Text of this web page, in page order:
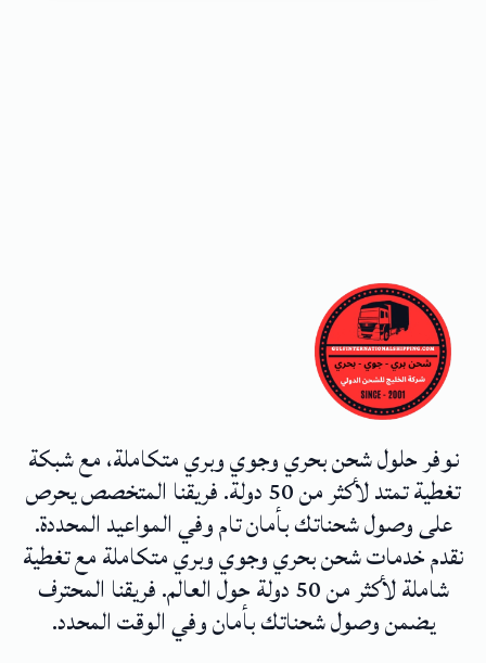
نوفر حلول شحن بحري وجوي وبري متكاملة، مع شبكة
تغطية تمتد لأكثر من 50 دولة. فريقنا المتخصص يحرص
على وصول شحناتك بأمان تام وفي المواعيد المحددة.
نقدم خدمات شحن بحري وجوي وبري متكاملة مع تغطية
شاملة لأكثر من 50 دولة حول العالم. فريقنا المحترف
يضمن وصول شحناتك بأمان وفي الوقت المحدد.